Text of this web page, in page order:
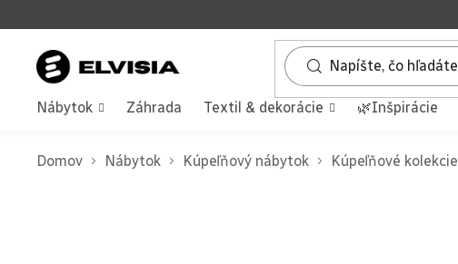
na
Nábytok
Záhrada Textil & dekorácie 🌿Inšpirácie
Domov Nábytok Kúpeľňový nábytok Kúpeľňové kolekcie